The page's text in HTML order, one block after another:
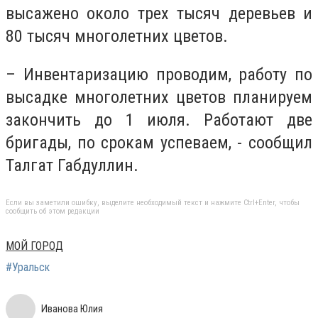
высажено около трех тысяч деревьев и
80 тысяч многолетних цветов.
– Инвентаризацию проводим, работу по
высадке многолетних цветов планируем
закончить до 1 июля. Работают две
бригады, по срокам успеваем, - сообщил
Талгат Габдуллин.
Если вы заметили ошибку, выделите необходимый текст и нажмите Ctrl+Enter, чтобы
сообщить об этом редакции
МОЙ ГОРОД
#Уральск
Иванова Юлия